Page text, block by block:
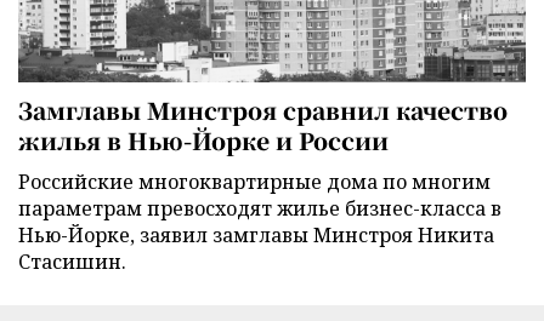
Замглавы Минстроя сравнил качество
жилья в Нью-Йорке и России
Российские многоквартирные дома по многим
параметрам превосходят жилье бизнес-класса в
Нью-Йорке, заявил замглавы Минстроя Никита
Стасишин.